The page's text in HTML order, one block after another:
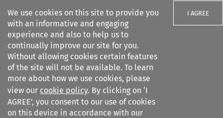
We use cookies on this site to provide you
with an informative and engaging
experience and also to help us to
continually improve our site for you.
Without allowing cookies certain features
of the site will not be available. To learn
more about how we use cookies, please
view our cookie policy. By clicking on ‘I
AGREE’, you consent to our use of cookies
on this device in accordance with our
I AGREE
Search filters
Revista Brasileira de
Arbitragem